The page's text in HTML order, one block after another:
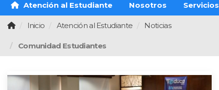
Atención al Estudiante Nosotros Servicios
Inicio Atención al Estudiante Noticias
Comunidad Estudiantes